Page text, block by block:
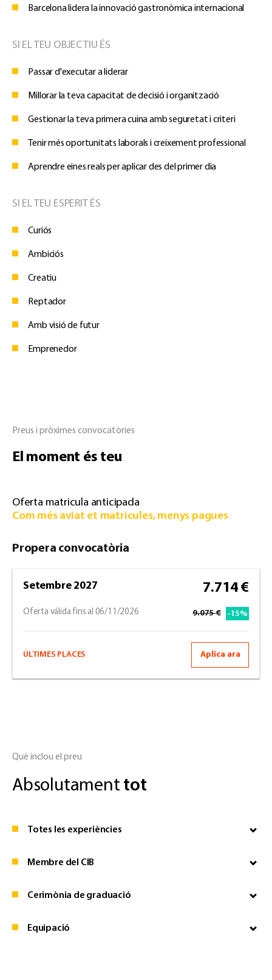
Barcelona lidera la innovació gastronòmica internacional
SI EL TEU OBJECTIU ÉS
Passar d'executar a liderar
Millorar la teva capacitat de decisió i organització
Gestionar la teva primera cuina amb seguretat i criteri
Tenir més oportunitats laborals i creixement professional
Aprendre eines reals per aplicar des del primer dia
SI EL TEU ESPERIT ÉS
Curiós
Ambiciós
Creatiu
Reptador
Amb visió de futur
Emprenedor
Preus i pròximes convocatòries
El moment és teu
Oferta matricula anticipada
Com més aviat et matricules, menys pagues
Propera convocatòria
Setembre 2027 7.714 €
Oferta válida fins al 06/11/2026 9.075 € -15%
ÚLTIMES PLACES Aplica ara
Què inclou el preu
Absolutament tot
Totes les experiències
Membre del CIB
Cerimònia de graduació
Equipació